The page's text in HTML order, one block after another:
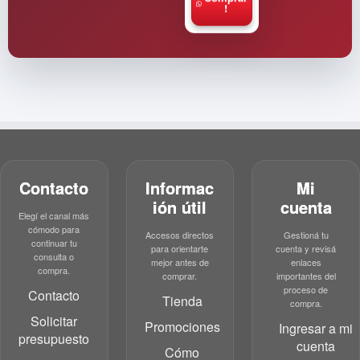
!
Contacto
Elegí el canal más
cómodo para
continuar tu
consulta o
compra.
Contacto
Solicitar
presupuesto
Informac
ión útil
Accesos directos
para orientarte
mejor antes de
comprar.
Tienda
Promociones
Cómo
Mi
cuenta
Gestioná tu
cuenta y revisá
enlaces
importantes del
proceso de
compra.
Ingresar a mi
cuenta